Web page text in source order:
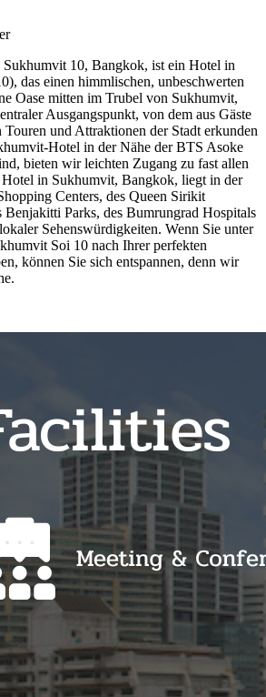
10, Bangkok, ist ein Hotel in
das einen himmlischen, unbeschwerten
Oase mitten im Trubel von Sukhumvit,
Ausgangspunkt, von dem aus Gäste
Touren und Attraktionen der Stadt erkunden
Hotel in der Nähe der BTS Asoke
bieten wir leichten Zugang zu fast allen
Hotel in Sukhumvit, Bangkok, liegt in der
Centers, des Queen Sirikit
Benjakitti Parks, des Bumrungrad Hospitals
Sehenswürdigkeiten. Wenn Sie unter
Soi 10 nach Ihrer perfekten
können Sie sich entspannen, denn wir